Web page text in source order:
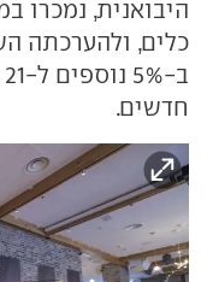
חדשים.